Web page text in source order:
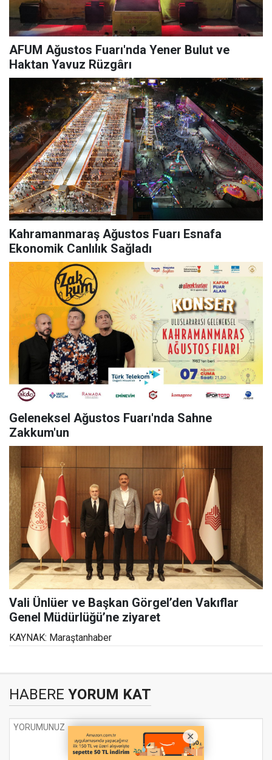
AFUM Ağustos Fuarı'nda Yener Bulut ve
Haktan Yavuz Rüzgârı
Kahramanmaraş Ağustos Fuarı Esnafa
Ekonomik Canlılık Sağladı
Geleneksel Ağustos Fuarı'nda Sahne
Zakkum'un
Vali Ünlüer ve Başkan Görgel’den Vakıflar
Genel Müdürlüğü’ne ziyaret
KAYNAK: Maraştanhaber
HABERE YORUM KAT